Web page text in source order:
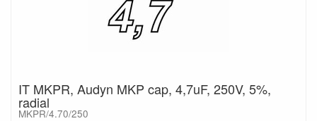
IT MKPR, Audyn MKP cap, 4,7uF, 250V, 5%,
radial
MKPR/4.70/250